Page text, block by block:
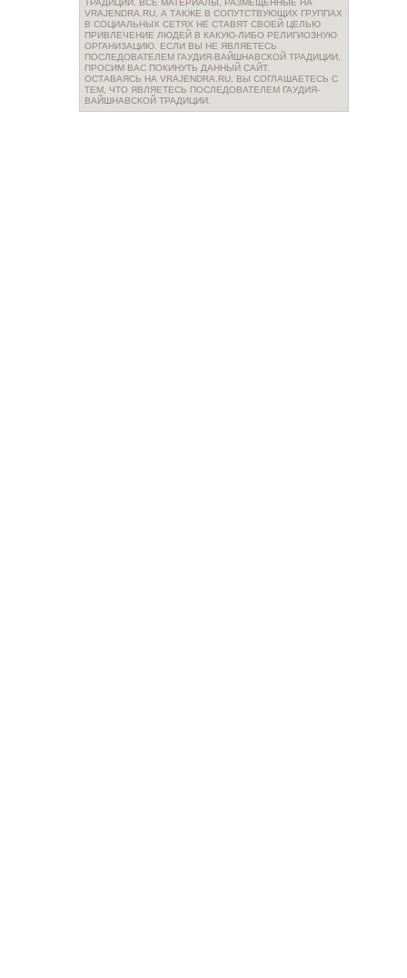
ТРАДИЦИИ. ВСЕ МАТЕРИАЛЫ, РАЗМЕЩЕННЫЕ НА
VRAJENDRA.RU, А ТАКЖЕ В СОПУТСТВУЮЩИХ ГРУППАХ
В СОЦИАЛЬНЫХ СЕТЯХ НЕ СТАВЯТ СВОЕЙ ЦЕЛЬЮ
ПРИВЛЕЧЕНИЕ ЛЮДЕЙ В КАКУЮ-ЛИБО РЕЛИГИОЗНУЮ
ОРГАНИЗАЦИЮ. ЕСЛИ ВЫ НЕ ЯВЛЯЕТЕСЬ
ПОСЛЕДОВАТЕЛЕМ ГАУДИЯ-ВАЙШНАВСКОЙ ТРАДИЦИИ,
ПРОСИМ ВАС ПОКИНУТЬ ДАННЫЙ САЙТ.
ОСТАВАЯСЬ НА VRAJENDRA.RU, ВЫ СОГЛАШАЕТЕСЬ С
ТЕМ, ЧТО ЯВЛЯЕТЕСЬ ПОСЛЕДОВАТЕЛЕМ ГАУДИЯ-
ВАЙШНАВСКОЙ ТРАДИЦИИ.